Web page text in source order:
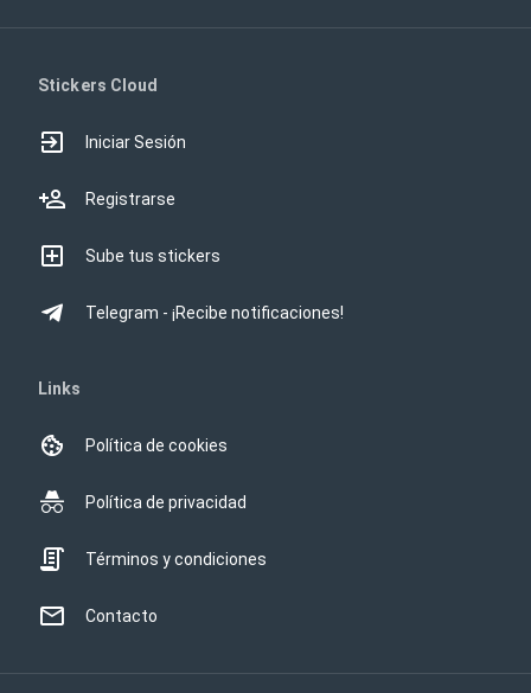
Stickers Cloud
Iniciar Sesión
Registrarse
Sube tus stickers
Telegram - ¡Recibe notificaciones!
Links
Política de cookies
Política de privacidad
Términos y condiciones
Contacto